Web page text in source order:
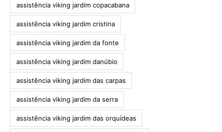
assistência viking jardim copacabana
assistência viking jardim cristina
assistência viking jardim da fonte
assistência viking jardim danúbio
assistência viking jardim das carpas
assistência viking jardim da serra
assistência viking jardim das orquídeas